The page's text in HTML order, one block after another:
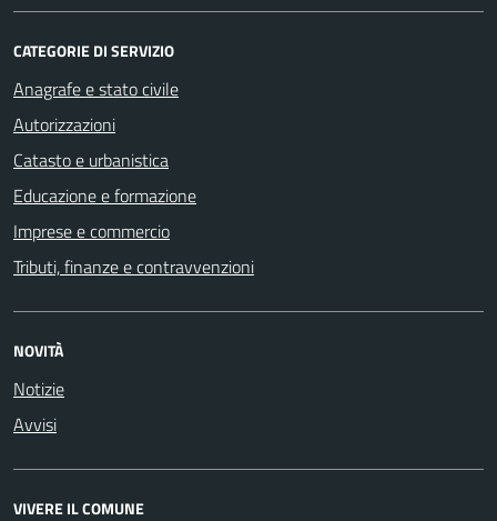
CATEGORIE DI SERVIZIO
Anagrafe e stato civile
Autorizzazioni
Catasto e urbanistica
Educazione e formazione
Imprese e commercio
Tributi, finanze e contravvenzioni
NOVITÀ
Notizie
Avvisi
VIVERE IL COMUNE